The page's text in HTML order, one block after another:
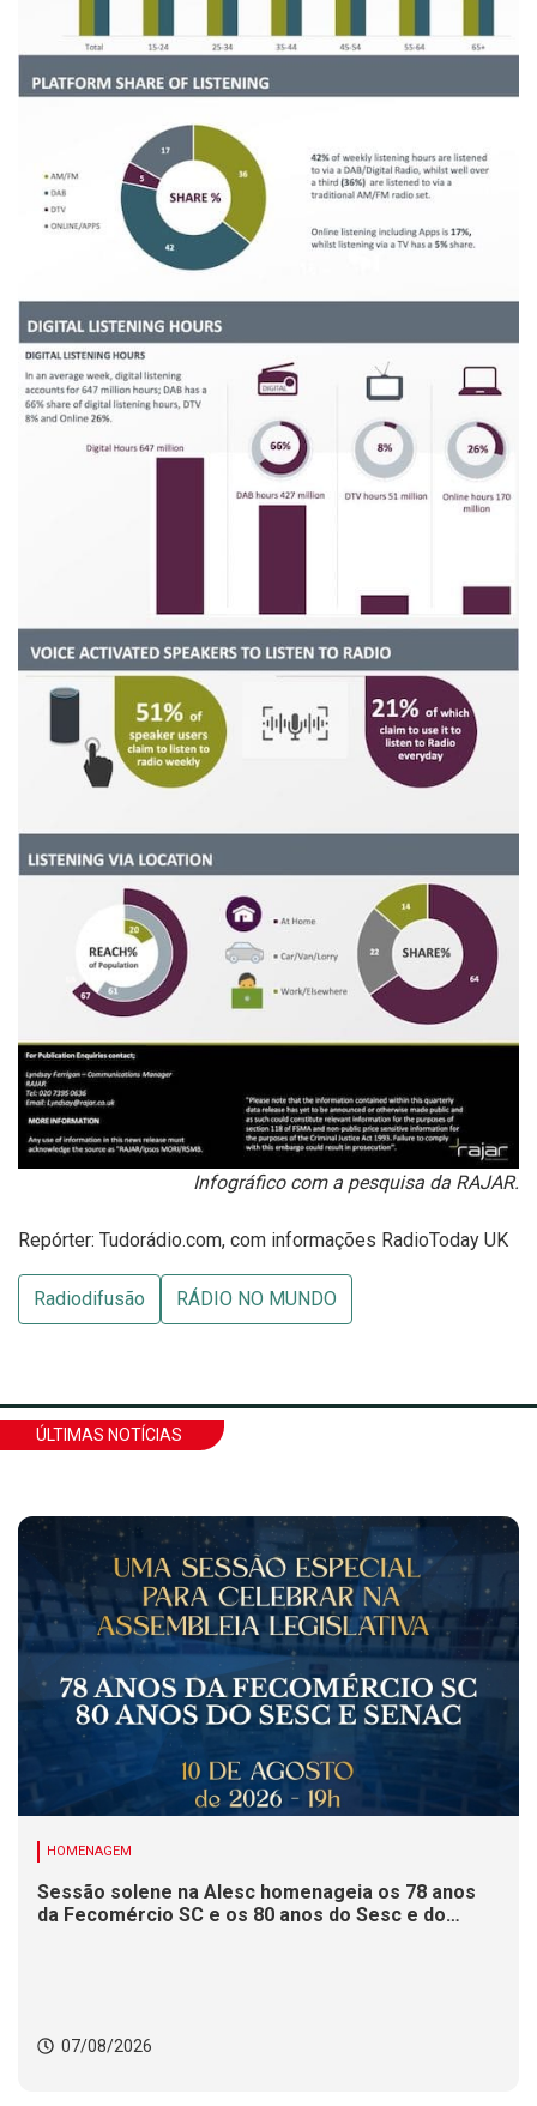
Infográfico com a pesquisa da RAJAR.
Repórter: Tudorádio.com, com informações RadioToday UK
Radiodifusão RÁDIO NO MUNDO
ÚLTIMAS NOTÍCIAS
HOMENAGEM
Sessão solene na Alesc homenageia os 78 anos
da Fecomércio SC e os 80 anos do Sesc e do
07/08/2026